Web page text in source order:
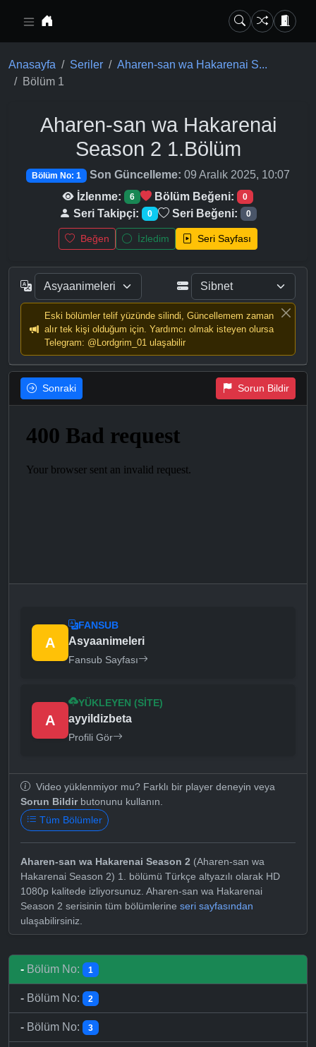
Anasayfa Seriler
Aharen-san wa Hakarenai S...
Bölüm 1
Aharen-san wa Hakarenai
Season 2 1.Bölüm
Bölüm No: 1 Son Güncelleme: 09 Aralık 2025, 10:07
İzlenme:
6 Bölüm Beğeni: 0
Seri Takipçi: 0 Seri Beğeni: 0
Beğen İzledim Seri Sayfası
Eski bölümler telif yüzünde silindi, Güncellemem zaman
alır tek kişi olduğum için. Yardımcı olmak isteyen olursa
Telegram: @Lordgrim_01 ulaşabilir
Sonraki Sorun Bildir
A
FANSUB
Asyaanimeleri
Fansub Sayfası
A
YÜKLEYEN (SITE)
ayyildizbeta
Profili Gör
Video yüklenmiyor mu? Farklı bir player deneyin veya
Sorun Bildirbutonunu kullanın.
Tüm Bölümler
Aharen-san wa Hakarenai Season 2 (Aharen-san wa
Hakarenai Season 2) 1. bölümü Türkçe altyazılı olarak HD
1080p kalitede izliyorsunuz. Aharen-san wa Hakarenai
Season 2 serisinin tüm bölümlerine seri sayfasından
ulaşabilirsiniz.
- Bölüm No: 1
- Bölüm No: 2
- Bölüm No: 3